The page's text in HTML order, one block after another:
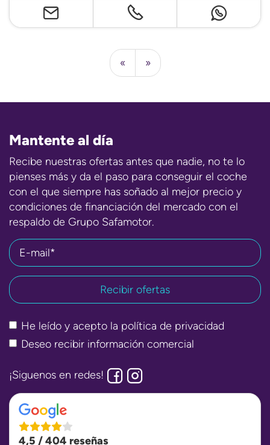
« »
Mantente al día
Recibe nuestras ofertas antes que nadie, no te lo
pienses más y da el paso para conseguir el coche
con el que siempre has soñado al mejor precio y
condiciones de financiación del mercado con el
respaldo de Grupo Safamotor.
E-mail*
He leído y acepto la política de privacidad
Deseo recibir información comercial
¡Siguenos en redes!
4,5 / 404 reseñas